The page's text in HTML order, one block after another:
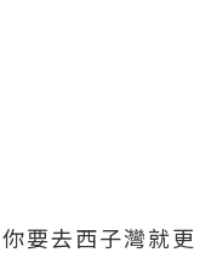
要去西子灣就更